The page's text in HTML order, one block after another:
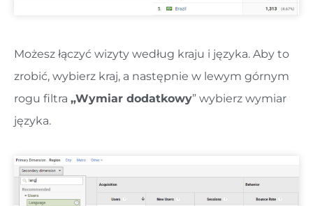
Możesz łączyć wizyty według kraju i języka. Aby to
zrobić, wybierz kraj, a następnie w lewym górnym
rogu filtra „Wymiar dodatkowy” wybierz wymiar
języka.